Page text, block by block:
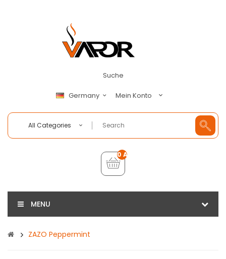
Suche
Germany Mein Konto
All Categories
0 Artikel - €0,00
MENU
ZAZO Peppermint